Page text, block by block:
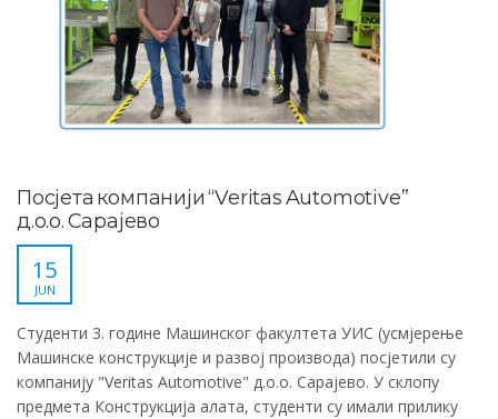
Посјета компанији “Veritas Automotive”
д.о.о. Сарајево
15
JUN
Студенти 3. године Машинског факултета УИС (усмјерење
Машинске конструкције и развој производа) посјетили су
компанију "Veritas Automotive" д.о.о. Сарајево. У склопу
предмета Конструкција алата, студенти су имали прилику